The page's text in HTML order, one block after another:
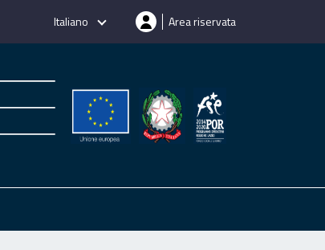
Italiano Area riservata